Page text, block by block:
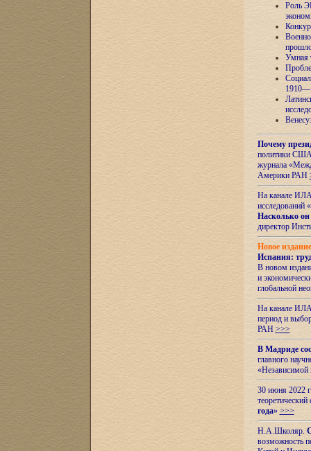
Роль
Умная
Почему
политики США
журнала
Америки РАН
На канале ИЛА
исследований «
Насколько он
директор
Новое
Испания:
В новом
и
глобальной
На канале
период и
РАН >>>
В Мадриде
главного
«Независимой
30 июня 2022
года» >>>
Н.А.Школяр.
возможность